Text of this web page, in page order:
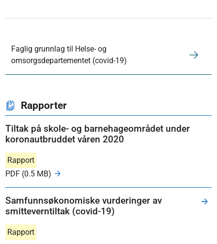
Faglig grunnlag til Helse- og
omsorgsdepartementet (covid-19)
Rapporter
Tiltak på skole- og barnehageområdet under
koronautbruddet våren 2020
Rapport
PDF (0.5 MB)
Samfunnsøkonomiske vurderinger av
smitteverntiltak (covid-19)
Rapport